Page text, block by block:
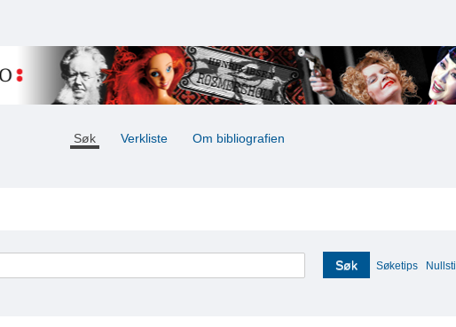
Søk Verkliste Om bibliografien
Søk Søketips Nullstill